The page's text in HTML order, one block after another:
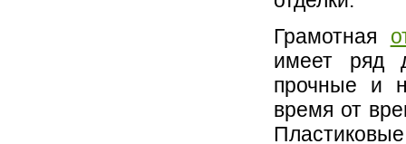
Грамотная
имеет ряд
прочные и
время от